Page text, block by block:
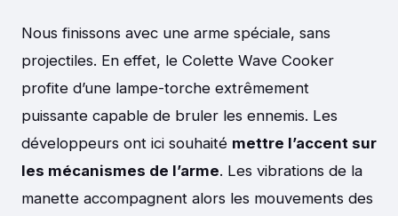
Nous finissons avec une arme spéciale, sans
projectiles. En effet, le Colette Wave Cooker
profite d’une lampe-torche extrêmement
puissante capable de bruler les ennemis. Les
développeurs ont ici souhaité mettre l’accent sur
les mécanismes de l’arme. Les vibrations de la
manette accompagnent alors les mouvements des